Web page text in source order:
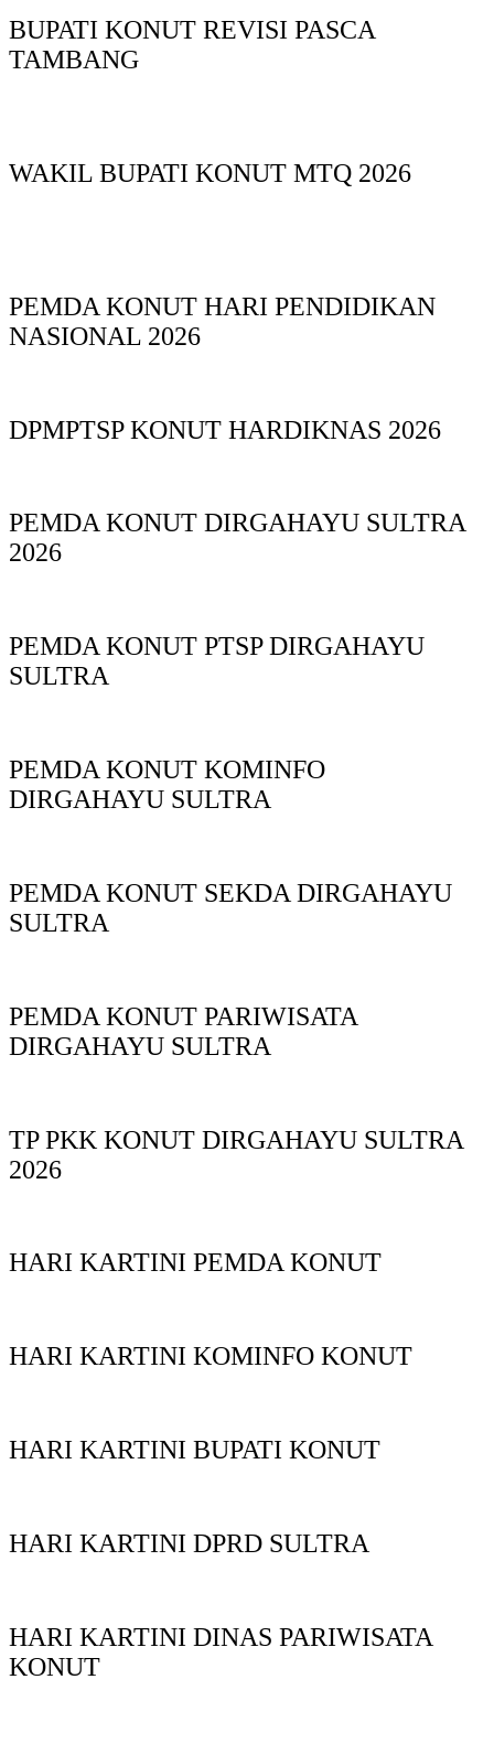
BUPATI KONUT REVISI PASCA
TAMBANG
WAKIL BUPATI KONUT MTQ 2026
PEMDA KONUT HARI PENDIDIKAN
NASIONAL 2026
DPMPTSP KONUT HARDIKNAS 2026
PEMDA KONUT DIRGAHAYU SULTRA
2026
PEMDA KONUT PTSP DIRGAHAYU
SULTRA
PEMDA KONUT KOMINFO
DIRGAHAYU SULTRA
PEMDA KONUT SEKDA DIRGAHAYU
SULTRA
PEMDA KONUT PARIWISATA
DIRGAHAYU SULTRA
TP PKK KONUT DIRGAHAYU SULTRA
2026
HARI KARTINI PEMDA KONUT
HARI KARTINI KOMINFO KONUT
HARI KARTINI BUPATI KONUT
HARI KARTINI DPRD SULTRA
HARI KARTINI DINAS PARIWISATA
KONUT